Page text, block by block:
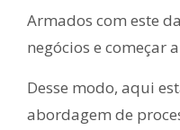
Armados com este
negócios e começar
Desse modo, aqui
abordagem de